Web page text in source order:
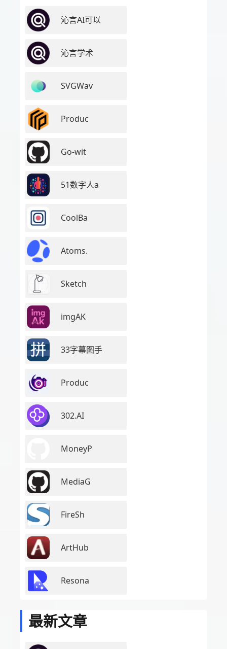
沁言AI可以
沁言学术
SVGWav
Produc
Go-wit
51数字人a
CoolBa
Atoms.
Sketch
imgAK
33字幕图手
Produc
302.AI
MoneyP
MediaG
FireSh
ArtHub
Resona
最新文章